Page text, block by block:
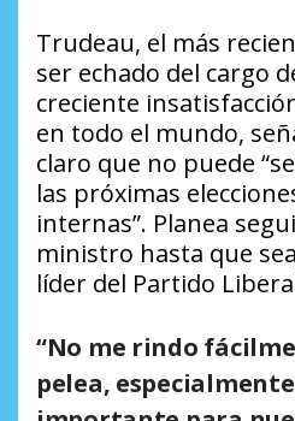
Trudeau, el más
ser echado del cargo
creciente
en todo el mundo,
claro que no puede
las próximas
internas”. Planea
ministro hasta que
líder del Partido
“No me rindo
pelea,